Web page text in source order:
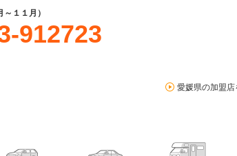
１１月）
912723
愛媛県の加盟店